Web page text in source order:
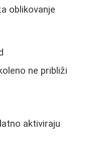
oblikovanje
ne približi
aktiviraju